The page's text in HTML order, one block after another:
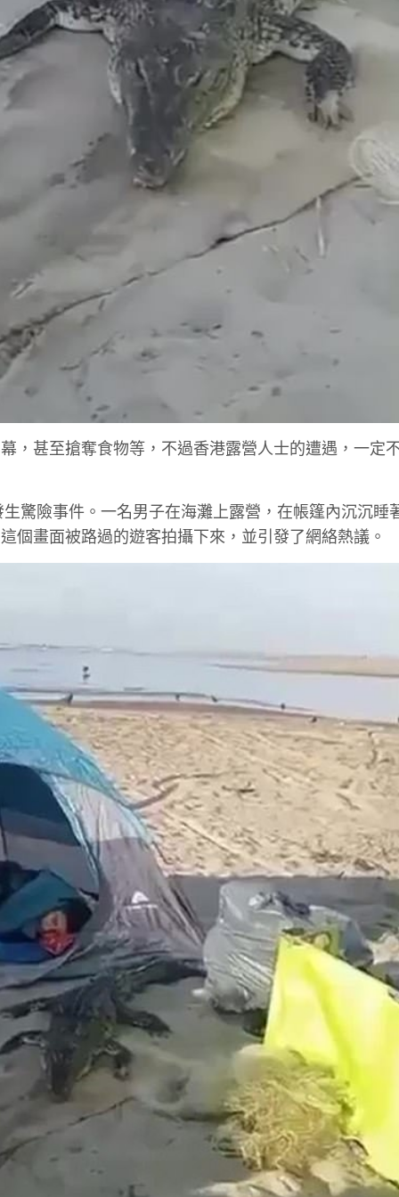
，甚至搶奪食物等，不過香港露營人士的遭遇，一定
驚險事件。一名男子在海灘上露營，在帳篷內沉沉睡
個畫面被路過的遊客拍攝下來，並引發了網絡熱議。